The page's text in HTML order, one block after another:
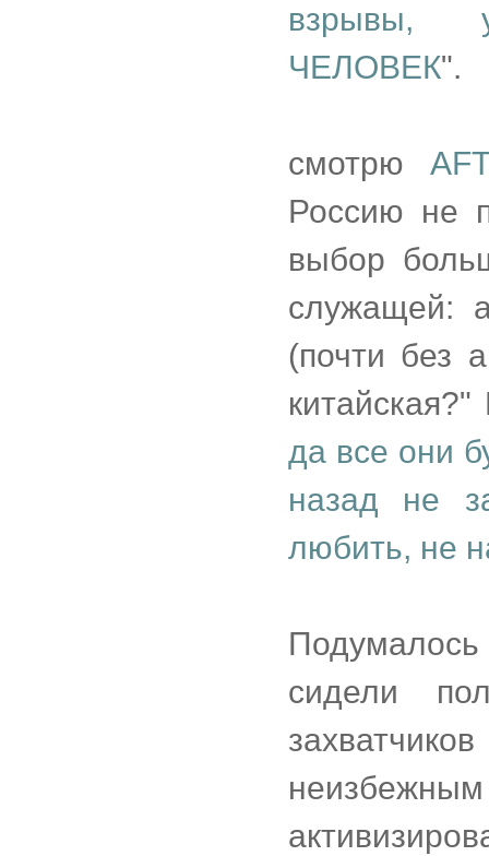
взрывы,
ЧЕЛОВЕК".
смотрю
Россию не
выбор
служащей:
(почти без
да все они
назад не
любить, не
сидели